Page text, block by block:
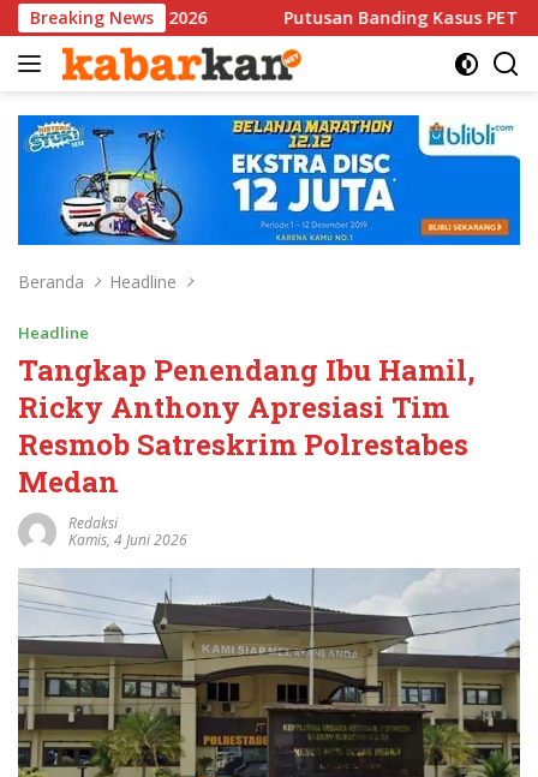
Langsung
ke
konten
Breaking NewsPutusan Banding Kasus PET Tuai Polemik, JAGA
Beranda Headline
Headline
Tangkap Penendang Ibu Hamil,
Ricky Anthony Apresiasi Tim
Resmob Satreskrim Polrestabes
Medan
Redaksi
Kamis, 4 Juni 2026